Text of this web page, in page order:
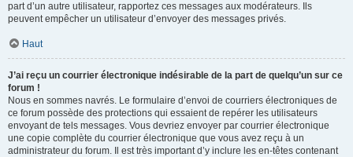
part d’un autre utilisateur, rapportez ces messages aux modérateurs. Ils
peuvent empêcher un utilisateur d’envoyer des messages privés.
Haut
J’ai reçu un courrier électronique indésirable de la part de quelqu’un sur ce
forum !
Nous en sommes navrés. Le formulaire d’envoi de courriers électroniques de
ce forum possède des protections qui essaient de repérer les utilisateurs
envoyant de tels messages. Vous devriez envoyer par courrier électronique
une copie complète du courrier électronique que vous avez reçu à un
administrateur du forum. Il est très important d’y inclure les en-têtes contenant